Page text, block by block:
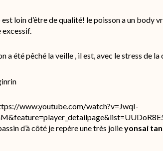
est loin d’être de qualité! le poisson a un body
excessif.
a été pêché la veille , il est, avec le stress de la
www.youtube.com/watch?v=JwqI-
d’à côté je repère une très jolieyonsai